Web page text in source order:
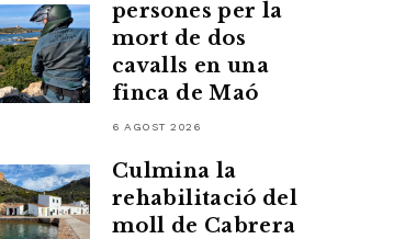
persones per la
mort de dos
cavalls en una
finca de Maó
6 AGOST 2026
Culmina la
rehabilitació del
moll de Cabrera